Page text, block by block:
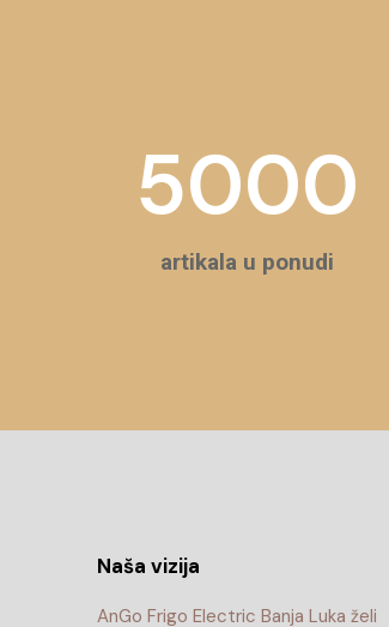
5000
artikala u ponudi
Naša vizija
AnGo Frigo Electric Banja Luka želi